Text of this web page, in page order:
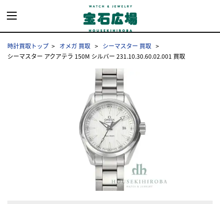
時計買取トップ オメガ 買取
シーマスター 買取
シーマスター アクアテラ 150M シルバー 231.10.30.60.02.001 買取